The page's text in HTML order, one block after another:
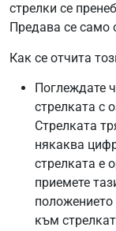
стрелки се
Предава се само
Как се отчита
Поглеждате
стрелката с
Стрелката
някаква
стрелката е
приемете
положението
към